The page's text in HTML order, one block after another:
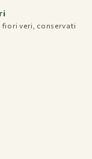
fiori veri, conservati